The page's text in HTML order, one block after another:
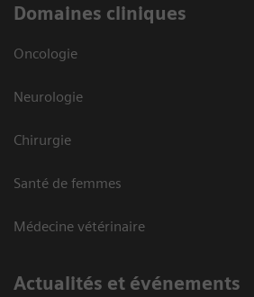
Domaines cliniques
Oncologie
Neurologie
Chirurgie
Santé de femmes
Médecine vétérinaire
Actualités et événements